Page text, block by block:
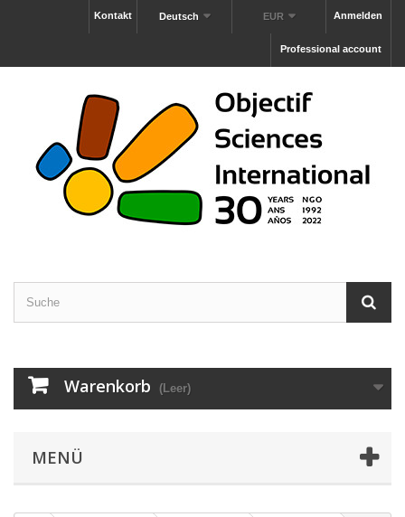
Anmelden
EUR
Deutsch
Kontakt
Professional account
Warenkorb (Leer)
MENÜ